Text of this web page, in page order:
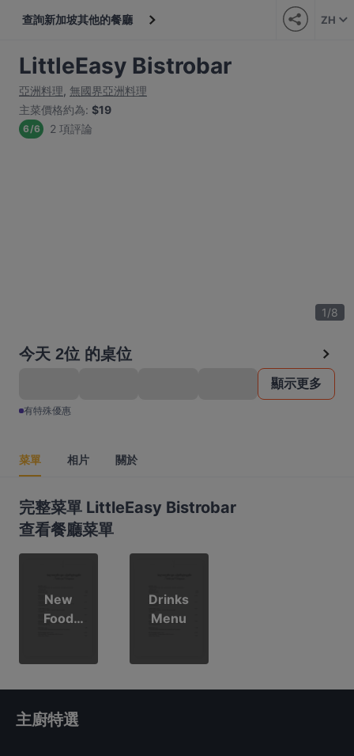
查詢新加坡其他的餐廳 ZH
LittleEasy Bistrobar
亞洲料理, 無國界亞洲料理
主菜價格約為: $19
6/6 2 項評論
1/8
今天 2位 的桌位
顯示更多
有特殊優惠
菜單 相片 關於
完整菜單 LittleEasy Bistrobar
查看餐廳菜單
New
Food
Drinks
Menu
主廚特選